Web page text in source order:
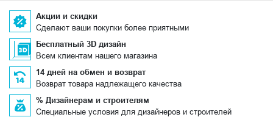
Акции и скидки
Сделают ваши покупки более приятными
Бесплатный 3D дизайн
Всем клиентам нашего магазина
14 дней на обмен и возврат
Возврат товара надлежащего качества
% Дизайнерам и строителям
Специальные условия для дизайнеров и строителей